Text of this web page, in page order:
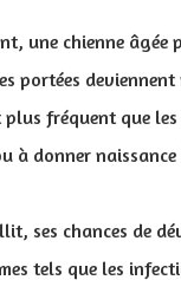
une chienne
portées
fréquent que les
donner naissance
ses chances de
tels que les